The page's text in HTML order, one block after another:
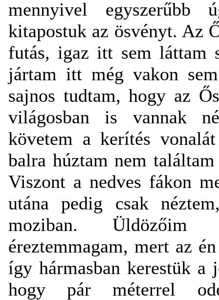
mennyivel
kitapostuk az ösvényt. Az
futás, igaz itt sem láttam
jártam itt még vakon
sajnos tudtam, hogy az
világosban is vannak
követem a kerítés
balra húztam nem
Viszont a nedves fákon
utána pedig csak
moziban. Üldözőim
éreztemmagam, mert az
így hármasban kerestük
hogy pár méterrel